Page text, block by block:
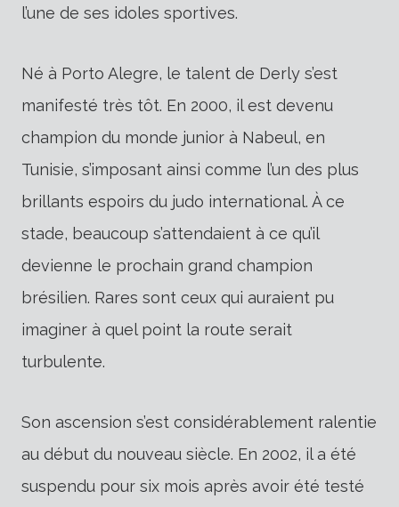
l’une de ses idoles sportives.
Né à Porto Alegre, le talent de Derly s’est
manifesté très tôt. En 2000, il est devenu
champion du monde junior à Nabeul, en
Tunisie, s’imposant ainsi comme l’un des plus
brillants espoirs du judo international. À ce
stade, beaucoup s’attendaient à ce qu’il
devienne le prochain grand champion
brésilien. Rares sont ceux qui auraient pu
imaginer à quel point la route serait
turbulente.
Son ascension s’est considérablement ralentie
au début du nouveau siècle. En 2002, il a été
suspendu pour six mois après avoir été testé